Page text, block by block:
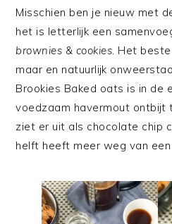
Misschien ben je nieuw met
het is letterlijk een
brownies & cookies. Het
maar en natuurlijk
Brookies Baked oats is in de
voedzaam havermout ontbijt
ziet er uit als chocolate chip
helft heeft meer weg van